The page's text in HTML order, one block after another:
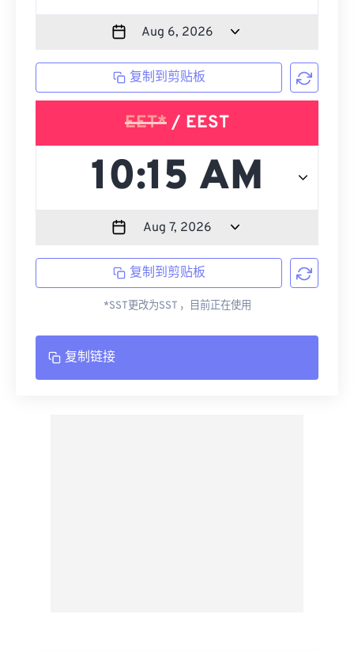
复制到剪贴板
EET* / EEST
复制到剪贴板
*SST更改为SST ，目前正在使用
复制链接